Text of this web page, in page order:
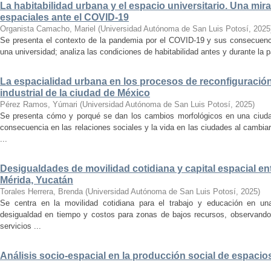
La habitabilidad urbana y el espacio universitario. Una
espaciales ante el COVID-19
Organista Camacho, Mariel (Universidad Autónoma de San Luis Potosí, 2025
Se presenta el contexto de la pandemia por el COVID-19 y sus
una universidad; analiza las condiciones de habitabilidad antes y durante la
La espacialidad urbana en los procesos de
industrial de la ciudad de México
Pérez Ramos, Yúmari (Universidad Autónoma de San Luis Potosí, 2025)
Se presenta cómo y porqué se dan los cambios morfológicos en una
consecuencia en las relaciones sociales y la vida en las ciudades al
...
Desigualdades de movilidad cotidiana y capital espacial
Mérida, Yucatán
Torales Herrera, Brenda (Universidad Autónoma de San Luis Potosí, 2025)
Se centra en la movilidad cotidiana para el trabajo y educación en
desigualdad en tiempo y costos para zonas de bajos recursos,
servicios ...
Análisis socio-espacial en la producción social de